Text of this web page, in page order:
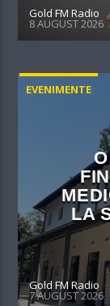
Gold FM Radio
8 AUGUST 2026
EVENIMENTE
LA
Gold FM Radio
7 AUGUST 2026